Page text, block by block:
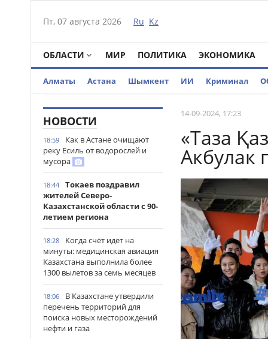
Пт, 07 августа 2026 Ru Kz
ОБЛАСТИ МИР ПОЛИТИКА ЭКОНОМИКА
Алматы Астана Шымкент ИИ Криминал
НОВОСТИ
18:59
Как в Астане очищают
реку Есиль от водорослей и
мусора
18:44
Токаев поздравил
жителей Северо-
Казахстанской области с 90-
летием региона
18:28
Когда счёт идёт на
минуты: медицинская авиация
Казахстана выполнила более
1300 вылетов за семь месяцев
18:06
В Казахстане утвердили
перечень территорий для
поиска новых месторождений
нефти и газа
14-09-2024, 17:23
«Таза
Акбулак